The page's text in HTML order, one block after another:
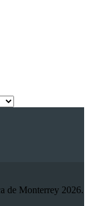
de Monterrey 2026.